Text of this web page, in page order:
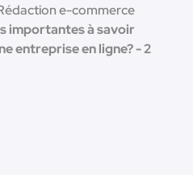
e-commerce
importantes à savoir
entreprise en ligne? - 2